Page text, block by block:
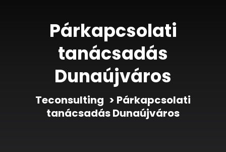
Párkapcsolati
tanácsadás
Dunaújváros
Teconsulting > Párkapcsolati
tanácsadás Dunaújváros